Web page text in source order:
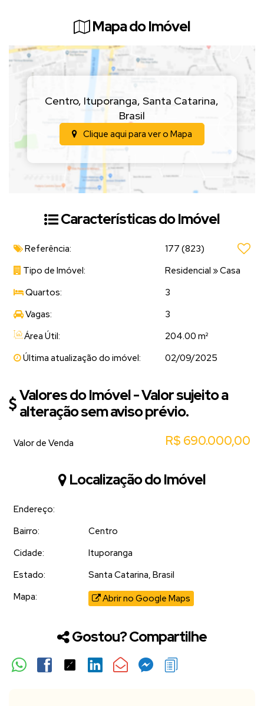
Mapa do Imóvel
Centro, Ituporanga,Santa Catarina,
Brasil
Clique aqui para ver o Mapa
Características do Imóvel
Referência: 177 (823)
Tipo de Imóvel:
Residencial »Casa
Quartos:
3
Vagas:
3
Área Útil:
204.00 m²
Última atualização do imóvel:
02/09/2025
Valores do Imóvel - Valor sujeito a
alteração sem aviso prévio.
R$ 690.000,00
Valor de Venda
Localização do Imóvel
Endereço:
Bairro:
Centro
Cidade:
Ituporanga
Estado:
Santa Catarina, Brasil
Mapa:
Abrir no Google Maps
Gostou? Compartilhe